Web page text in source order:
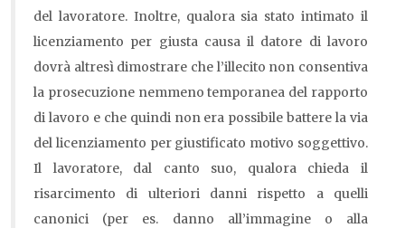
del lavoratore. Inoltre, qualora sia stato intimato il
licenziamento per giusta causa il datore di lavoro
dovrà altresì dimostrare che l’illecito non consentiva
la prosecuzione nemmeno temporanea del rapporto
di lavoro e che quindi non era possibile battere la via
del licenziamento per giustificato motivo soggettivo.
Il lavoratore, dal canto suo, qualora chieda il
risarcimento di ulteriori danni rispetto a quelli
canonici (per es. danno all’immagine o alla